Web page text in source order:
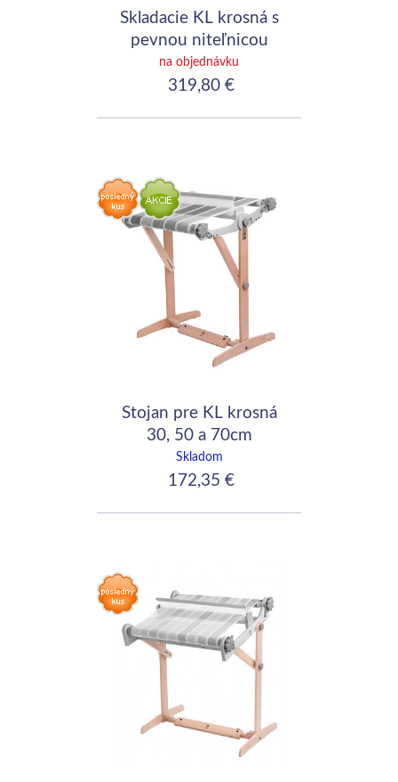
Skladacie KL krosná s
pevnou niteľnicou
50cm (20")
na objednávku
319,80 €
Stojan pre KL krosná
30, 50 a 70cm
Skladom
172,35 €